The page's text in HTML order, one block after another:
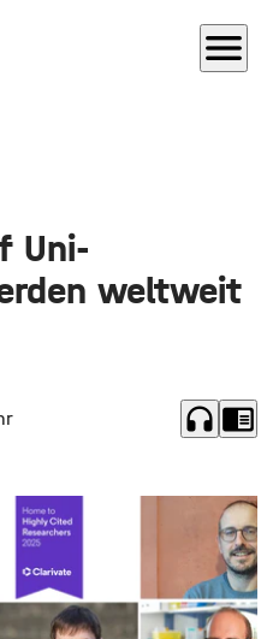
menu
Uni-
weltweit
headphones chrome_reader_mode